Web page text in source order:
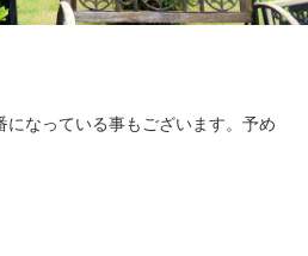
になっている事もございます。予め